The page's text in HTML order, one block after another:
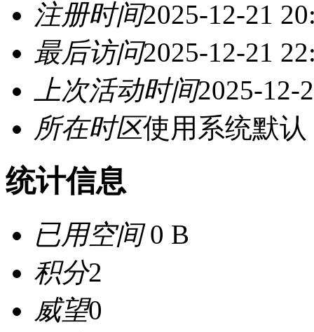
注册时间2025-12-21
最后访问2025-12-21
上次活动时间2025-12-
所在时区使用系统默认
统计信息
已用空间0 B
积分2
威望0